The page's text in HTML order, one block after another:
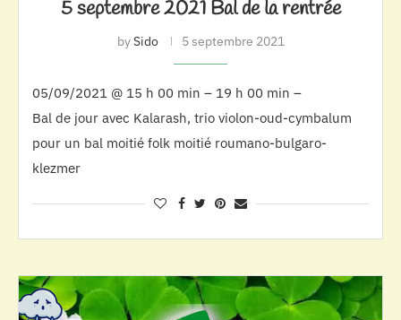
5 septembre 2021 Bal de la rentrée
bySido 5 septembre 2021
05/09/2021 @ 15 h 00 min – 19 h 00 min –
Bal de jour avec Kalarash, trio violon-oud-cymbalum
pour un bal moitié folk moitié roumano-bulgaro-
klezmer